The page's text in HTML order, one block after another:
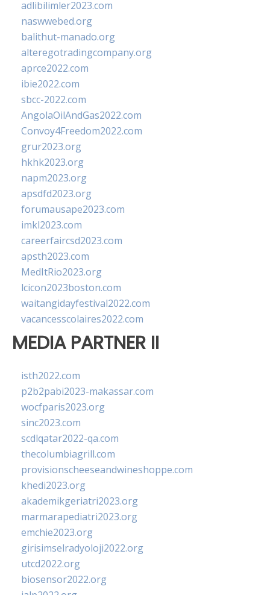
adlibilimler2023.com
naswwebed.org
balithut-manado.org
alteregotradingcompany.org
aprce2022.com
ibie2022.com
sbcc-2022.com
AngolaOilAndGas2022.com
Convoy4Freedom2022.com
grur2023.org
hkhk2023.org
napm2023.org
apsdfd2023.org
forumausape2023.com
imkl2023.com
careerfaircsd2023.com
apsth2023.com
MedItRio2023.org
lcicon2023boston.com
waitangidayfestival2022.com
vacancesscolaires2022.com
MEDIA PARTNER II
isth2022.com
p2b2pabi2023-makassar.com
wocfparis2023.org
sinc2023.com
scdlqatar2022-qa.com
thecolumbiagrill.com
provisionscheeseandwineshoppe.com
khedi2023.org
akademikgeriatri2023.org
marmarapediatri2023.org
emchie2023.org
girisimselradyoloji2022.org
utcd2022.org
biosensor2022.org